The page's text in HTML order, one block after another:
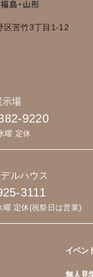
区苦竹3丁目1-12
示場
9220
曜 定休
ルハウス
3111
定休(祝祭日は営業)
イベン
無人見